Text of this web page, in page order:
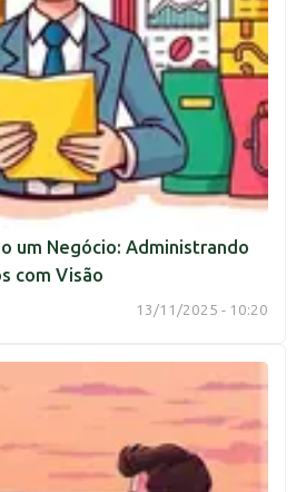
um Negócio: Administrando
com Visão
13/11/2025 - 10:20